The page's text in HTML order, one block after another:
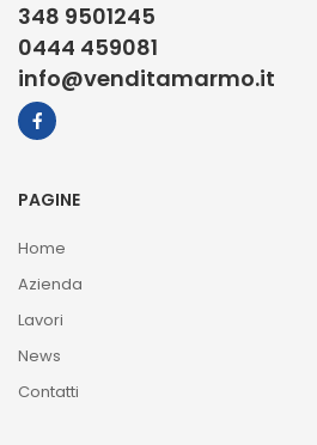
348 9501245
0444 459081
info@venditamarmo.it
PAGINE
Home
Azienda
Lavori
News
Contatti